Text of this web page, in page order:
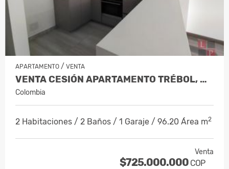
APARTAMENTO / VENTA
VENTA CESIÓN APARTAMENTO TRÉBOL, MAN…
Colombia
2 Habitaciones / 2 Baños / 1 Garaje / 96.20 Área m2
Venta
$725.000.000 COP